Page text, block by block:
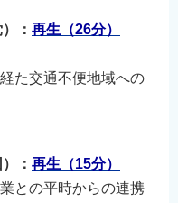
： 再生（26分）
た交通不便地域への
： 再生（15分）
との平時からの連携